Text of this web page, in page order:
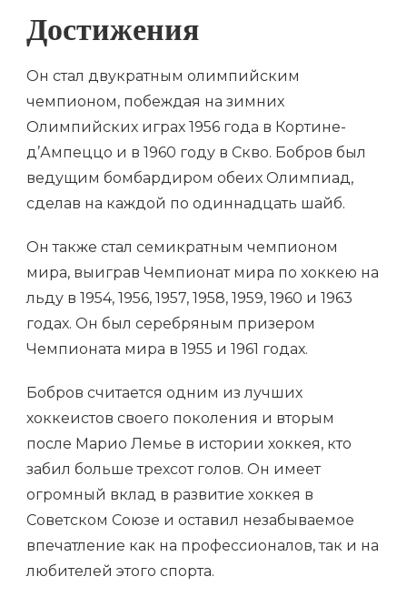
Достижения
Он стал двукратным олимпийским
чемпионом, побеждая на зимних
Олимпийских играх 1956 года в Кортине-
д’Ампеццо и в 1960 году в Скво. Бобров был
ведущим бомбардиром обеих Олимпиад,
сделав на каждой по одиннадцать шайб.
Он также стал семикратным чемпионом
мира, выиграв Чемпионат мира по хоккею на
льду в 1954, 1956, 1957, 1958, 1959, 1960 и 1963
годах. Он был серебряным призером
Чемпионата мира в 1955 и 1961 годах.
Бобров считается одним из лучших
хоккеистов своего поколения и вторым
после Марио Лемье в истории хоккея, кто
забил больше трехсот голов. Он имеет
огромный вклад в развитие хоккея в
Советском Союзе и оставил незабываемое
впечатление как на профессионалов, так и на
любителей этого спорта.